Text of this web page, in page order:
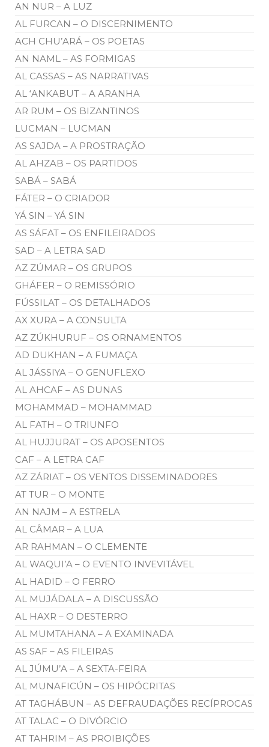
AN NUR – A LUZ
AL FURCAN – O DISCERNIMENTO
ACH CHU’ARÁ – OS POETAS
AN NAML – AS FORMIGAS
AL CASSAS – AS NARRATIVAS
AL ‘ANKABUT – A ARANHA
AR RUM – OS BIZANTINOS
LUCMAN – LUCMAN
AS SAJDA – A PROSTRAÇÃO
AL AHZAB – OS PARTIDOS
SABÁ – SABÁ
FÁTER – O CRIADOR
YÁ SIN – YÁ SIN
AS SÁFAT – OS ENFILEIRADOS
SAD – A LETRA SAD
AZ ZÚMAR – OS GRUPOS
GHÁFER – O REMISSÓRIO
FÚSSILAT – OS DETALHADOS
AX XURA – A CONSULTA
AZ ZÚKHURUF – OS ORNAMENTOS
AD DUKHAN – A FUMAÇA
AL JÁSSIYA – O GENUFLEXO
AL AHCAF – AS DUNAS
MOHAMMAD – MOHAMMAD
AL FATH – O TRIUNFO
AL HUJJURAT – OS APOSENTOS
CAF – A LETRA CAF
AZ ZÁRIAT – OS VENTOS DISSEMINADORES
AT TUR – O MONTE
AN NAJM – A ESTRELA
AL CÂMAR – A LUA
AR RAHMAN – O CLEMENTE
AL WAQUI’A – O EVENTO INVEVITÁVEL
AL HADID – O FERRO
AL MUJÁDALA – A DISCUSSÃO
AL HAXR – O DESTERRO
AL MUMTAHANA – A EXAMINADA
AS SAF – AS FILEIRAS
AL JÚMU’A – A SEXTA-FEIRA
AL MUNAFICÚN – OS HIPÓCRITAS
AT TAGHÁBUN – AS DEFRAUDAÇÕES RECÍPROCAS
AT TALAC – O DIVÓRCIO
AT TAHRIM – AS PROIBIÇÕES